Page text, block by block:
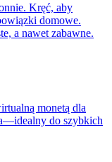
Kręć, aby
domowe.
a nawet zabawne.
monetą dla
do szybkich